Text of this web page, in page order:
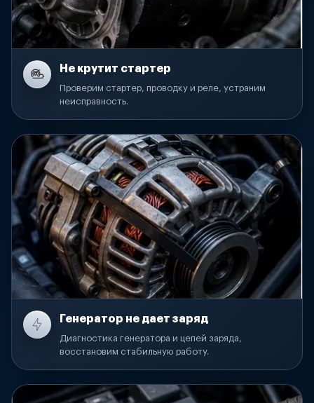
Не крутит стартер
Проверим стартер, проводку и реле, устраним
неисправность.
Генератор не дает заряд
Диагностика генератора и цепей заряда,
восстановим стабильную работу.